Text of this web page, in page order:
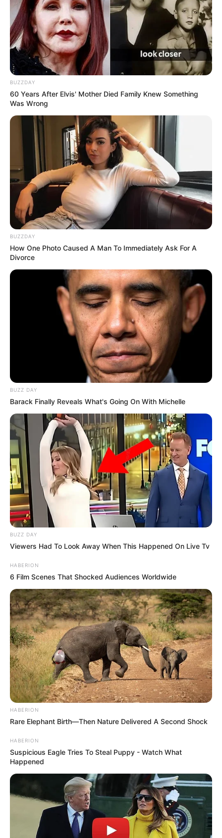
BUZZDAY
60 Years After Elvis' Mother Died Family Knew Something
Was Wrong
BUZZDAY
How One Photo Caused A Man To Immediately Ask For A
Divorce
BUZZ DAY
Barack Finally Reveals What's Going On With Michelle
BUZZ DAY
Viewers Had To Look Away When This Happened On Live Tv
HABERION
6 Film Scenes That Shocked Audiences Worldwide
HABERION
Rare Elephant Birth—Then Nature Delivered A Second Shock
HABERION
Suspicious Eagle Tries To Steal Puppy - Watch What
Happened